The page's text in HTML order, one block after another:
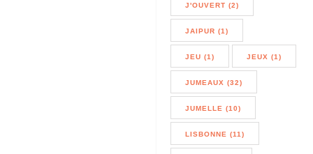
J'OUVERT (2)
JAIPUR (1)
JEU (1) JEUX (1)
JUMEAUX (32)
JUMELLE (10)
LISBONNE (11)